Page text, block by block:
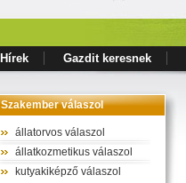
Hírek Gazdit keresnek
Szakember válaszol
állatorvos válaszol
állatkozmetikus válaszol
kutyakiképző válaszol